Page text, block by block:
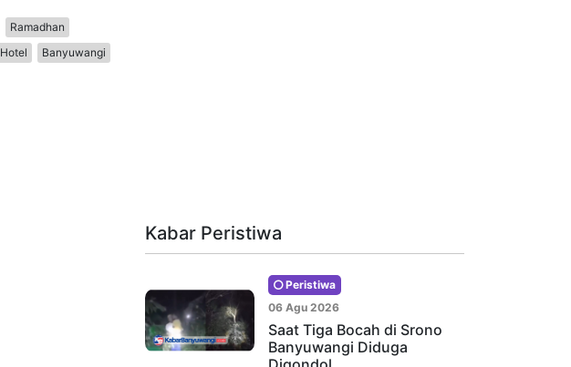
Ramadhan
Banyuwangi
Kabar Peristiwa
Peristiwa
06 Agu 2026
Saat Tiga Bocah di Srono
Banyuwangi Diduga